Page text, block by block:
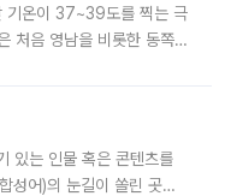
기온이 37~39도를 찍는 극
처음 영남을 비롯한 동쪽
있는 인물 혹은 콘텐츠를
성어)의 눈길이 쏠린 곳은